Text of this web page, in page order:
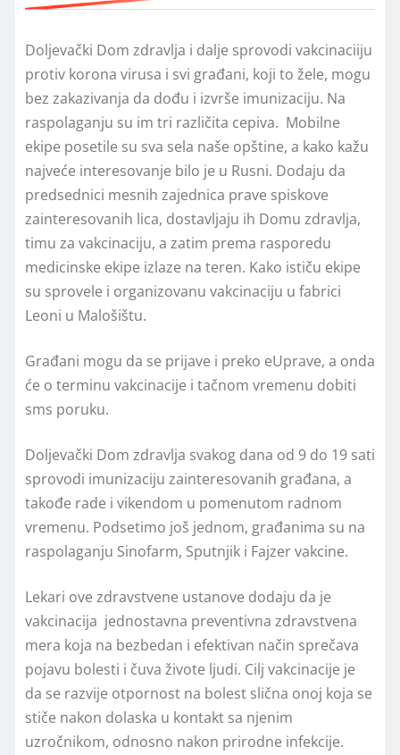
Doljevački Dom zdravlja i dalje sprovodi vakcinaciiju
protiv korona virusa i svi građani, koji to žele, mogu
bez zakazivanja da dođu i izvrše imunizaciju. Na
raspolaganju su im tri različita cepiva. Mobilne
ekipe posetile su sva sela naše opštine, a kako kažu
najveće interesovanje bilo je u Rusni. Dodaju da
predsednici mesnih zajednica prave spiskove
zainteresovanih lica, dostavljaju ih Domu zdravlja,
timu za vakcinaciju, a zatim prema rasporedu
medicinske ekipe izlaze na teren. Kako ističu ekipe
su sprovele i organizovanu vakcinaciju u fabrici
Leoni u Malošištu.
Građani mogu da se prijave i preko eUprave, a onda
će o terminu vakcinacije i tačnom vremenu dobiti
sms poruku.
Doljevački Dom zdravlja svakog dana od 9 do 19 sati
sprovodi imunizaciju zainteresovanih građana, a
takođe rade i vikendom u pomenutom radnom
vremenu. Podsetimo još jednom, građanima su na
raspolaganju Sinofarm, Sputnjik i Fajzer vakcine.
Lekari ove zdravstvene ustanove dodaju da je
vakcinacija jednostavna preventivna zdravstvena
mera koja na bezbedan i efektivan način sprečava
pojavu bolesti i čuva živote lјudi. Cilј vakcinacije je
da se razvije otpornost na bolest slična onoj koja se
stiče nakon dolaska u kontakt sa njenim
uzročnikom, odnosno nakon prirodne infekcije.